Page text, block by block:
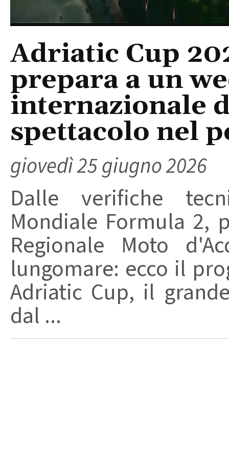
Adriatic Cup
prepara a un
internazionale
spettacolo nel
giovedì 25 giugno 2026
Dalle verifiche
Mondiale Formula 2,
Regionale Moto
lungomare: ecco il
Adriatic Cup, il
dal ...